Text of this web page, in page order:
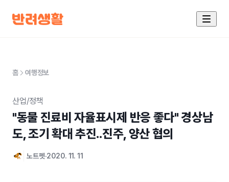
홈 여행정보
산업/정책
"동물 진료비 자율표시제 반응 좋다" 경상남
도, 조기 확대 추진..진주, 양산 협의
노트펫 2020. 11. 11